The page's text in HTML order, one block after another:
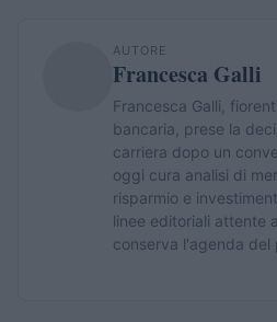
AUTORE
Francesca Galli
Francesca Galli,
bancaria, prese la
carriera dopo un
oggi cura analisi di
risparmio e
linee editoriali attente
conserva l'agenda del